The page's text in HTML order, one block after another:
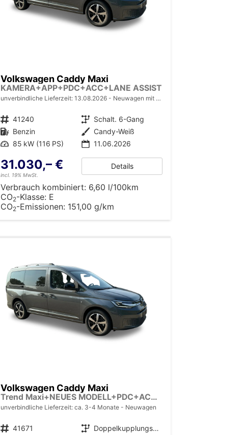
Volkswagen Caddy Maxi
KAMERA+APP+PDC+ACC+LANE ASSIST
unverbindliche Lieferzeit:13.08.2026 Neuwagen mit Tageszulassung
Fahrzeugnr. 41240 Getriebe Schalt. 6-Gang
Kraftstoff Benzin Außenfarbe Candy-Weiß
Leistung 85 kW (116 PS) 11.06.2026
31.030,– €
incl. 19% MwSt.
Details
Verbrauch kombiniert: 6,60 l/100km
CO2-Klasse: E
CO2-Emissionen: 151,00 g/km
Volkswagen Caddy Maxi
Trend Maxi+NEUES MODELL+PDC+ACC+LANE ASSIST
unverbindliche Lieferzeit: ca. 3-4 Monate Neuwagen
Fahrzeugnr. 41671 Getriebe
Doppelkupplungsgetriebe (DSG)